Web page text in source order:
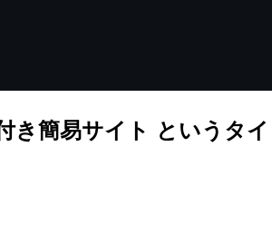
簡易サイト というタ